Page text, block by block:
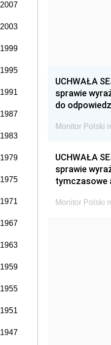
2007
2003
1999
1995
1991
1987
1983
1979
1975
1971
1967
1963
1959
1955
1951
1947
UCHWAŁA
sprawie
do
Monitor Polski
UCHWAŁA
sprawie
tymczasowe
Monitor Polski